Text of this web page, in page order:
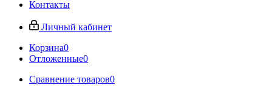
Контакты
Личный кабинет
Корзина0
Отложенные0
Сравнение товаров0